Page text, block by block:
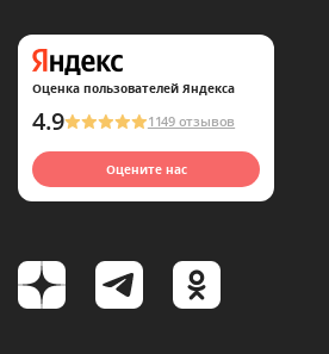
Оценка пользователей Яндекса
4.9 1149 отзывов
Оцените нас